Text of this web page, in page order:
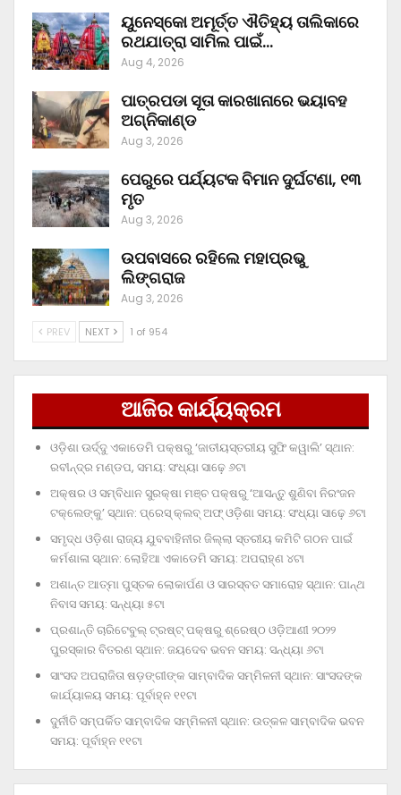
ୟୁନେସ୍କୋ ଅମୂର୍ତ୍ତ ଐତିହ୍ୟ ତାଲିକାରେ
ରଥଯାତ୍ରା ସାମିଲ ପାଇଁ…
Aug 4, 2026
ପାତ୍ରପଡା ସୂତା କାରଖାନାରେ ଭୟାବହ
ଅଗ୍ନିକାଣ୍ଡ
Aug 3, 2026
ପେରୁରେ ପର୍ଯ୍ୟଟକ ବିମାନ ଦୁର୍ଘଟଣା, ୧୩
ମୃତ
Aug 3, 2026
ଉପବାସରେ ରହିଲେ ମହାପ୍ରଭୁ
ଲିଙ୍ଗରାଜ
Aug 3, 2026
PREV NEXT 1 of 954
ଆଜିର କାର୍ଯ୍ୟକ୍ରମ
ଓଡ଼ିଶା ଊର୍ଦ୍ଦୁ ଏକାଡେମି ପକ୍ଷରୁ ‘ଜାତୀୟସ୍ତରୀୟ ସୁଫି କୱାଲି’ ସ୍ଥାନ:
ରବୀନ୍ଦ୍ର ମଣ୍ଡପ, ସମୟ: ସଂଧ୍ୟା ସାଢ଼େ ୬ଟା
ଅକ୍ଷର ଓ ସମ୍ବିଧାନ ସୁରକ୍ଷା ମଞ୍ଚ ପକ୍ଷରୁ ‘ଆସନ୍ତୁ ଶୁଣିବା ନିରଂଜନ
ଟକ୍‌ଲେଙ୍କୁ’ ସ୍ଥାନ: ପ୍ରେସ୍‌ କ୍ଲବ୍‌ ଅଫ୍‌ ଓଡ଼ିଶା ସମୟ: ସଂଧ୍ୟା ସାଢ଼େ ୬ଟା
ସମୃଦ୍ଧ ଓଡ଼ିଶା ରାଜ୍ୟ ଯୁବବାହିନୀର ଜିଲ୍ଲା ସ୍ତରୀୟ କମିଟି ଗଠନ ପାଇଁ
କର୍ମଶାଳା ସ୍ଥାନ: ଲୋହିଆ ଏକାଡେମି ସମୟ: ଅପରାହ୍‌ଣ ୪ଟା
ଅଶାନ୍ତ ଆତ୍ମା ପୁସ୍ତକ ଲୋକାର୍ପଣ ଓ ସାରସ୍ବତ ସମାରୋହ ସ୍ଥାନ: ପାନ୍ଥ
ନିବାସ ସମୟ: ସନ୍ଧ୍ୟା ୫ଟା
ପ୍ରଶାନ୍ତି ଚାରିଟେବୁଲ୍‌ ଟ୍ରଷ୍ଟ୍‌ ପକ୍ଷରୁ ଶ୍ରେଷ୍ଠ ଓଡ଼ିଆଣୀ ୨୦୨୨
ପୁରସ୍କାର ବିତରଣ ସ୍ଥାନ: ଜୟଦେବ ଭବନ ସମୟ: ସନ୍ଧ୍ୟା ୬ଟା
ସାଂସଦ ଅପରାଜିତା ଷଡ଼ଙ୍ଗୀଙ୍କ ସାମ୍ବାଦିକ ସମ୍ମିଳନୀ ସ୍ଥାନ: ସାଂସଦଙ୍କ
କାର୍ଯ୍ୟାଳୟ ସମୟ: ପୂର୍ବାହ୍ନ ୧୧ଟା
ଦୁର୍ନୀତି ସମ୍ପର୍କିତ ସାମ୍ବାଦିକ ସମ୍ମିଳନୀ ସ୍ଥାନ: ଉତ୍କଳ ସାମ୍ବାଦିକ ଭବନ
ସମୟ: ପୂର୍ବାହ୍ନ ୧୧ଟା